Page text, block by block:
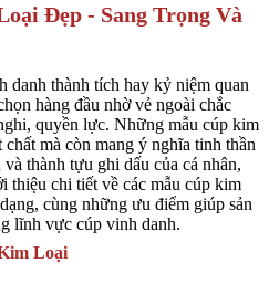
Đẹp - Sang Trọng Và
danh thành tích hay kỷ niệm quan
hàng đầu nhờ vẻ ngoài chắc
quyền lực. Những mẫu cúp kim
mà còn mang ý nghĩa tinh thần
thành tựu ghi dấu của cá nhân,
thiệu chi tiết về các mẫu cúp kim
cùng những ưu điểm giúp sản
lĩnh vực cúp vinh danh.
Loại